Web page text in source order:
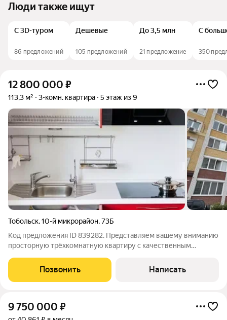
Люди также ищут
С 3D-туром
86 предложений
Дешевые
105 предложений
До 3,5 млн
21 предложение
С
350
12 800 000 ₽
113,3 м² 3-комн. квартира 5 этаж из 9
Тобольск,10-й микрорайон,73Б
Код предложения ID 839282. Представляем вашему вниманию
просторную трёхкомнатную квартиру с качественным
безопасность. На территории есть парковка и детская
площадка.Рядом с домом расположена
Позвонить Написать
9 750 000 ₽